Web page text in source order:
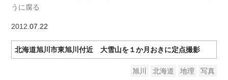
うに腐る
2012 .07.22
北海道旭川市東旭川付近 大雪山を１か月おきに定点撮影
旭川 北海道 地理 写真